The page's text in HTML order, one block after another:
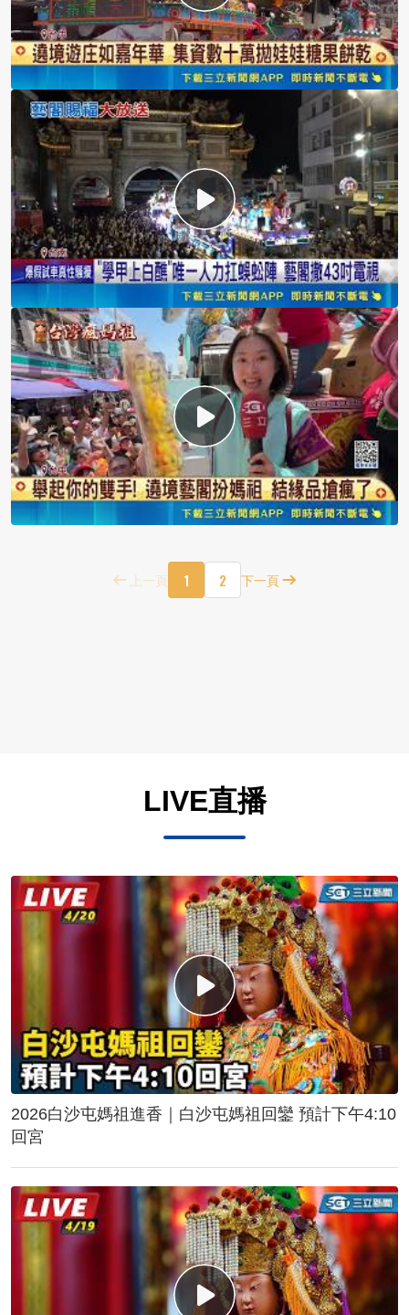
上一頁 1 2 下一頁
LIVE直播
2026白沙屯媽祖進香｜白沙屯媽祖回鑾 預計下午4:10
回宮